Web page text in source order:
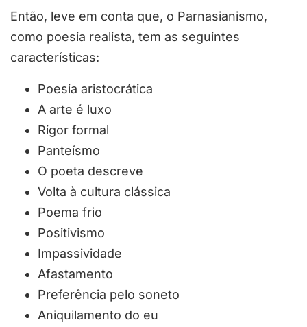
Então, leve em conta que, o Parnasianismo,
como poesia realista, tem as seguintes
características:
Poesia aristocrática
A arte é luxo
Rigor formal
Panteísmo
O poeta descreve
Volta à cultura clássica
Poema frio
Positivismo
Impassividade
Afastamento
Preferência pelo soneto
Aniquilamento do eu